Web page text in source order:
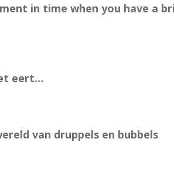
in time when you have a
eert…
van druppels en bubbels